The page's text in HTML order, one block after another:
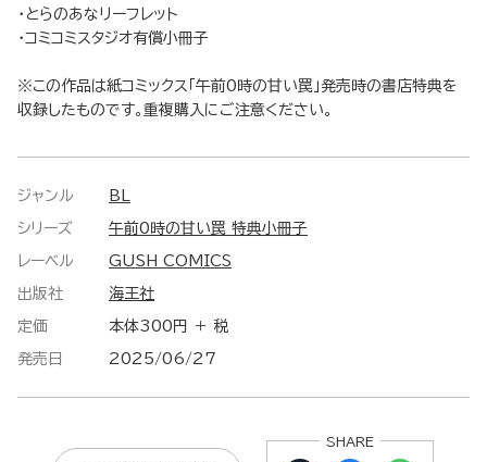
・とらのあなリーフレット
・コミコミスタジオ有償小冊子
※この作品は紙コミックス「午前0時の甘い罠」発売時の書店特典を
収録したものです。重複購入にご注意ください。
ジャンル BL
シリーズ 午前0時の甘い罠 特典小冊子
レーベル GUSH COMICS
出版社 海王社
定価 本体300円 ＋ 税
発売日 2025/06/27
SHARE